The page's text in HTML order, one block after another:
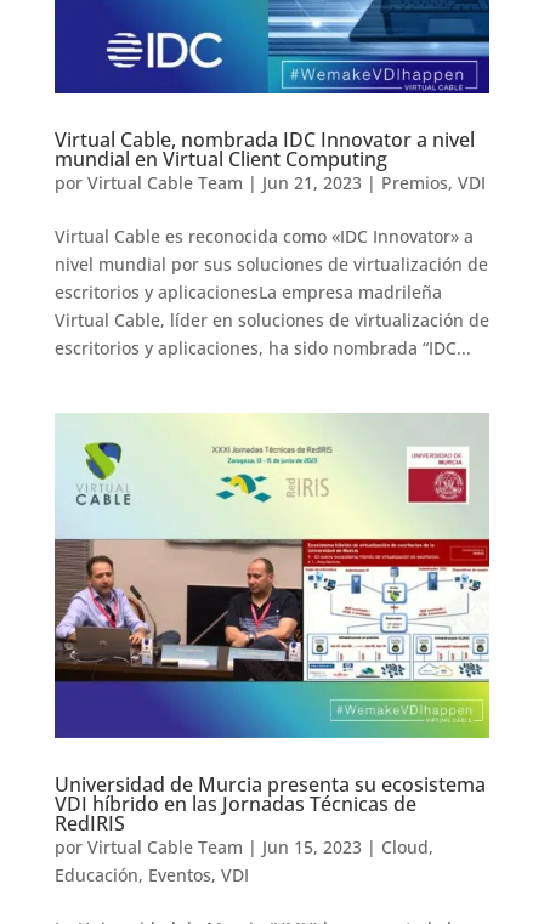
Virtual Cable, nombrada IDC Innovator a nivel
mundial en Virtual Client Computing
por Virtual Cable Team | Jun 21, 2023| Premios, VDI
Virtual Cable es reconocida como «IDC Innovator» a
nivel mundial por sus soluciones de virtualización de
escritorios y aplicacionesLa empresa madrileña
Virtual Cable, líder en soluciones de virtualización de
escritorios y aplicaciones, ha sido nombrada “IDC...
Universidad de Murcia presenta su ecosistema
VDI híbrido en las Jornadas Técnicas de
RedIRIS
por Virtual Cable Team | Jun 15, 2023| Cloud,
Educación, Eventos, VDI